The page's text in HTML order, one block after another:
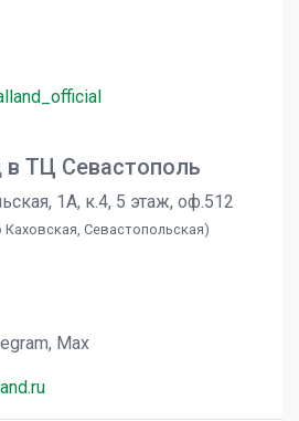
ТЦ Севастополь
1А, к.4, 5 этаж, оф.512
Севастопольская)
Max